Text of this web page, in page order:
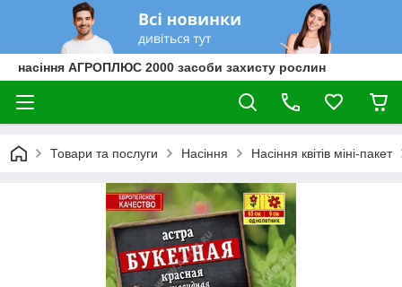
насіння АГРОПЛЮС 2000 засоби захисту рослин
Товари та послуги Насіння Насіння квітів міні-пакет